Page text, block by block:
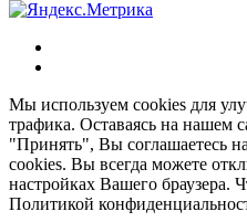
Мы используем cookies для
трафика. Оставаясь на нашем
"Принять", Вы соглашаетесь
cookies. Вы всегда можете
настройках Вашего браузера.
Политикой